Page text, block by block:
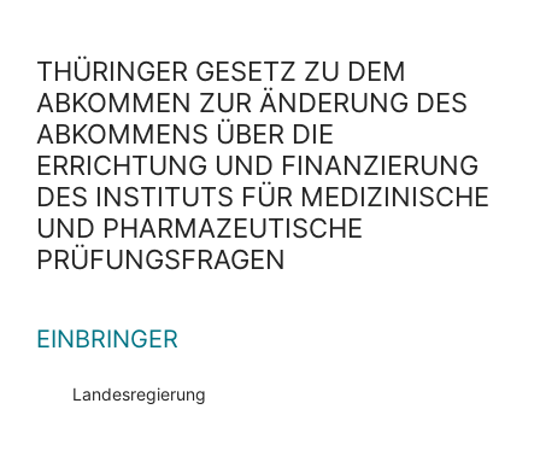
THÜRINGER GESETZ ZU DEM
ABKOMMEN ZUR ÄNDERUNG DES
ABKOMMENS ÜBER DIE
ERRICHTUNG UND FINANZIERUNG
DES INSTITUTS FÜR MEDIZINISCHE
UND PHARMAZEUTISCHE
PRÜFUNGSFRAGEN
EINBRINGER
Landesregierung